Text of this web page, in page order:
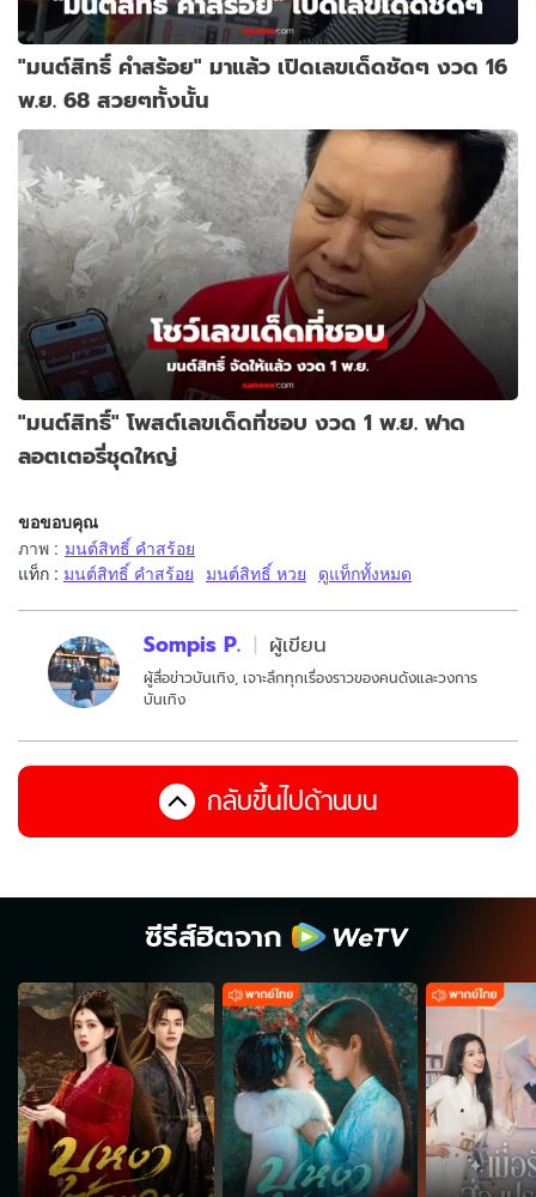
"มนต์สิทธิ์ คำสร้อย" มาแล้ว เปิดเลขเด็ดชัดๆ งวด 16
พ.ย. 68 สวยๆทั้งนั้น
"มนต์สิทธิ์" โพสต์เลขเด็ดที่ชอบ งวด 1 พ.ย. ฟาด
ลอตเตอรี่ชุดใหญ่
ขอขอบคุณ
ภาพ : มนต์สิทธิ์ คำสร้อย
แท็ก : มนต์สิทธิ์ คำสร้อย มนต์สิทธิ์ หวย ดูแท็กทั้งหมด
Sompis P. ผู้เขียน
ผู้สื่อข่าวบันเทิง, เจาะลึกทุกเรื่องราวของคนดังและวงการ
บันเทิง
กลับขึ้นไปด้านบน
ซีรีส์ฮิตจาก